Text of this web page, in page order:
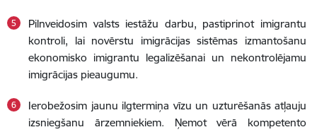
Pilnveidosim valsts iestāžu darbu, pastiprinot imigrantu
kontroli, lai novērstu imigrācijas sistēmas izmantošanu
ekonomisko imigrantu legalizēšanai un nekontrolējamu
imigrācijas pieaugumu.
Ierobežosim jaunu ilgtermiņa vīzu un uzturēšanās atļauju
izsniegšanu ārzemniekiem. Ņemot vērā kompetento